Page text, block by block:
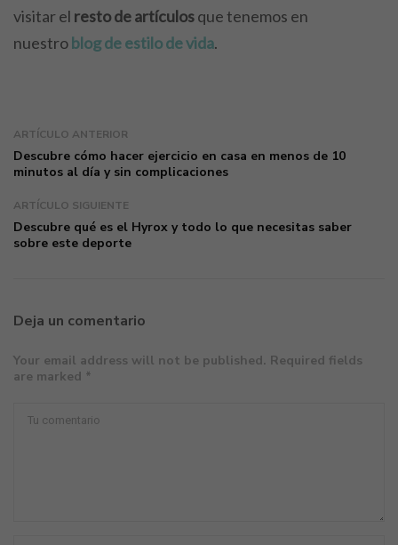
visitar el resto de artículosque tenemos en
nuestroblog de estilo de vida.
ARTÍCULO ANTERIOR
Descubre cómo hacer ejercicio en casa en menos de 10
minutos al día y sin complicaciones
ARTÍCULO SIGUIENTE
Descubre qué es el Hyrox y todo lo que necesitas saber
sobre este deporte
Deja un comentario
Your email address will not be published. Required fields
are marked *